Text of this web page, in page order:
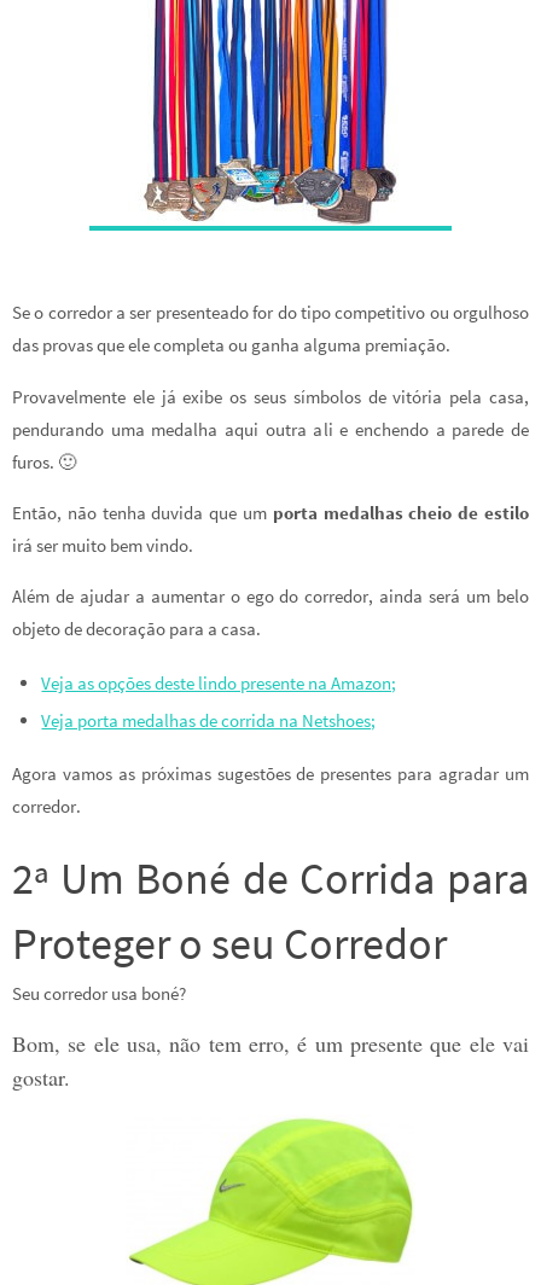
Se o corredor a ser presenteado for do tipo competitivo ou orgulhoso
das provas que ele completa ou ganha alguma premiação.
Provavelmente ele já exibe os seus símbolos de vitória pela casa,
pendurando uma medalha aqui outra ali e enchendo a parede de
furos. 🙂
Então, não tenha duvida que um porta medalhas cheio de estilo
irá ser muito bem vindo.
Além de ajudar a aumentar o ego do corredor, ainda será um belo
objeto de decoração para a casa.
Veja as opções deste lindo presente na Amazon;
Veja porta medalhas de corrida na Netshoes;
Agora vamos as próximas sugestões de presentes para agradar um
corredor.
2ª Um Boné de Corrida para
Proteger o seu Corredor
Seu corredor usa boné?
Bom, se ele usa, não tem erro, é um presente que ele vai
gostar.